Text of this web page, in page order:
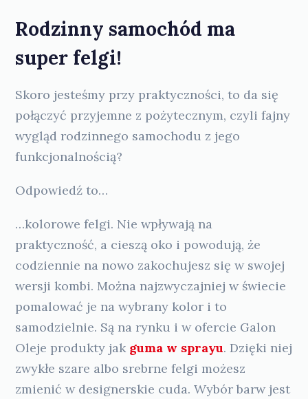
Rodzinny samochód ma
super felgi!
Skoro jesteśmy przy praktyczności, to da się
połączyć przyjemne z pożytecznym, czyli fajny
wygląd rodzinnego samochodu z jego
funkcjonalnością?
Odpowiedź to…
…kolorowe felgi. Nie wpływają na
praktyczność, a cieszą oko i powodują, że
codziennie na nowo zakochujesz się w swojej
wersji kombi. Można najzwyczajniej w świecie
pomalować je na wybrany kolor i to
samodzielnie. Są na rynku i w ofercie Galon
Oleje produkty jak guma w sprayu. Dzięki niej
zwykłe szare albo srebrne felgi możesz
zmienić w designerskie cuda. Wybór barw jest